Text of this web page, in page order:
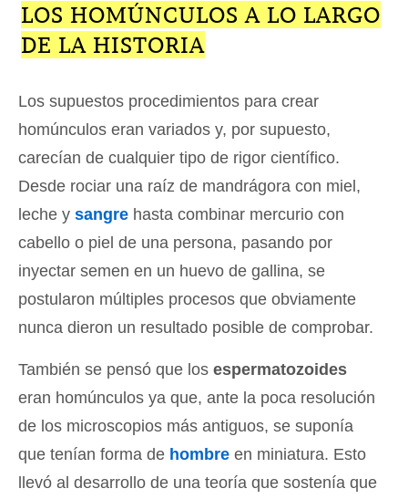
LOS HOMÚNCULOS A LO LARGO
DE LA HISTORIA
Los supuestos procedimientos para crear
homúnculos eran variados y, por supuesto,
carecían de cualquier tipo de rigor científico.
Desde rociar una raíz de mandrágora con miel,
leche y sangre hasta combinar mercurio con
cabello o piel de una persona, pasando por
inyectar semen en un huevo de gallina, se
postularon múltiples procesos que obviamente
nunca dieron un resultado posible de comprobar.
También se pensó que los espermatozoides
eran homúnculos ya que, ante la poca resolución
de los microscopios más antiguos, se suponía
que tenían forma de hombre en miniatura. Esto
llevó al desarrollo de una teoría que sostenía que